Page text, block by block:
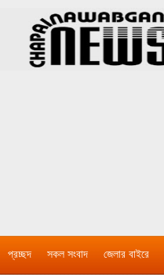
প্রচ্ছদ সকল সংবাদ জেলার বাইরে